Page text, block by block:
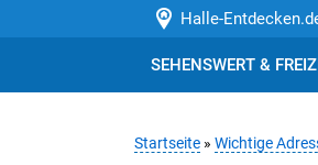
Halle-
SEHENSWERT &
Startseite » Wichtige